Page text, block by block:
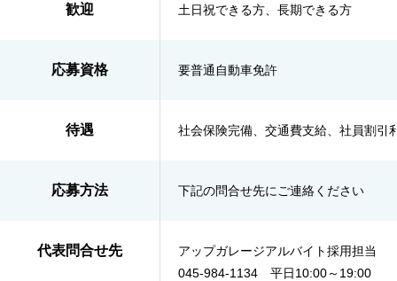
歓迎 土日祝できる方、長期できる方
応募資格 要普通自動車免許
待遇 社会保険完備、交通費支給、社員割引
応募方法 下記の問合せ先にご連絡ください
代表問合せ先
アップガレージアルバイト採用担当
045-984-1134 平日10:00～19:00